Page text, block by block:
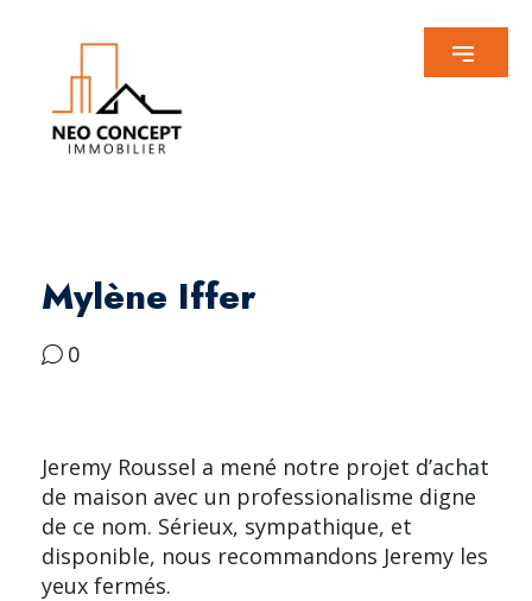
Mylène Iffer
0
Jeremy Roussel a mené notre projet d’achat
de maison avec un professionalisme digne
de ce nom. Sérieux, sympathique, et
disponible, nous recommandons Jeremy les
yeux fermés.